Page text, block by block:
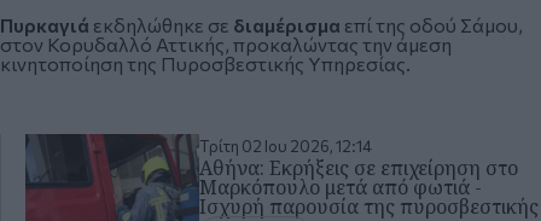
Πυρκαγιά εκδηλώθηκε σε διαμέρισμα επί της οδού Σάμου,
στον Κορυδαλλό Αττικής, προκαλώντας την άμεση
κινητοποίηση της Πυροσβεστικής Υπηρεσίας.
Τρίτη 02 Ιου 2026, 12:14
Αθήνα: Εκρήξεις σε επιχείρηση στο
Μαρκόπουλο μετά από φωτιά -
Ισχυρή παρουσία της πυροσβεστικής